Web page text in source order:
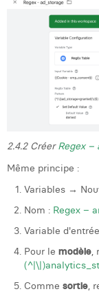
2.4.2 CréerRegex –
Même principe :
Variables →
Nom : Regex –
Variable
Pour le modèle,
Comme sortie,